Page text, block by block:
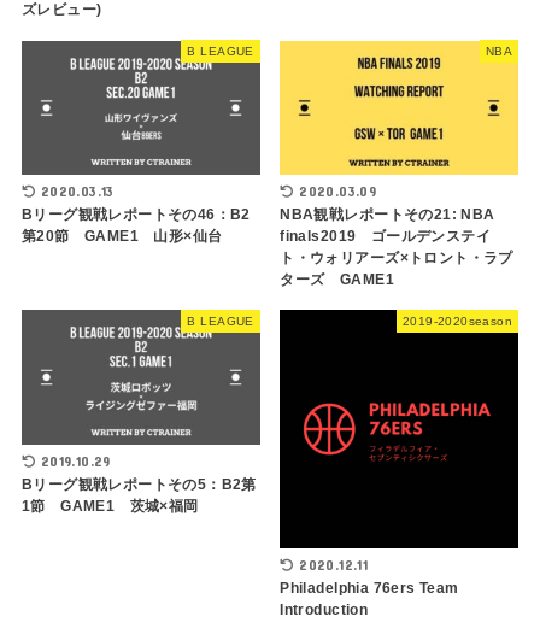
ズレビュー)
B LEAGUE
2020.03.13
Bリーグ観戦レポートその46：B2
第20節 GAME1 山形×仙台
NBA
2020.03.09
NBA観戦レポートその21: NBA
finals2019 ゴールデンステイ
ト・ウォリアーズ×トロント・ラプ
ターズ GAME1
B LEAGUE
2019.10.29
Bリーグ観戦レポートその5：B2第
1節 GAME1 茨城×福岡
2019-2020season
2020.12.11
Philadelphia 76ers Team
Introduction